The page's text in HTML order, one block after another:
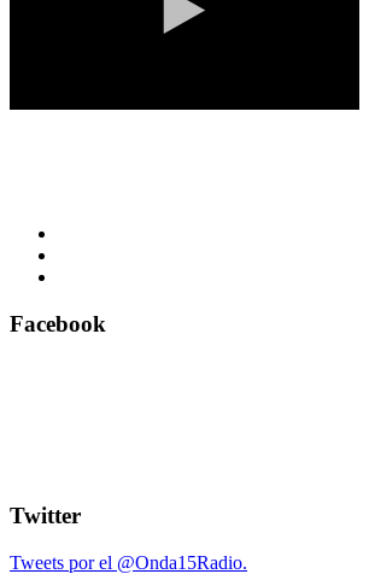
Facebook
Twitter
Tweets por el @Onda15Radio.